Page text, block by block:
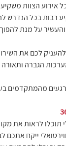
אירוע הצוות
רבות בכל הנדרש
על מנת
להעניק לכם את
הגברה
מהמתקדמים
תוכלו לראות את
ייקח